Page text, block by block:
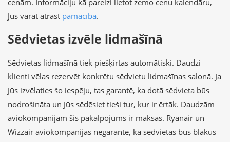
Jūs varat atrast pamācībā.
Sēdvietas izvēle lidmašīnā
Sēdvietas lidmašīnā tiek piešķirtas automātiski. Daudzi
klienti vēlas rezervēt konkrētu sēdvietu lidmašīnas salonā. Ja
Jūs izvēlaties šo iespēju, tas garantē, ka dotā sēdvieta būs
nodrošināta un Jūs sēdēsiet tieši tur, kur ir ērtāk. Daudzām
aviokompānijām šis pakalpojums ir maksas. Ryanair un
Wizzair aviokompānijas negarantē, ka sēdvietas būs blakus